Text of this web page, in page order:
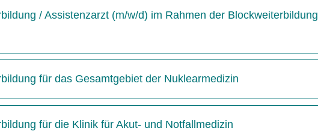
/ Assistenzarzt (m/w/d) im Rahmen der Blockweiterbildung
für das Gesamtgebiet der Nuklearmedizin
für die Klinik für Akut- und Notfallmedizin